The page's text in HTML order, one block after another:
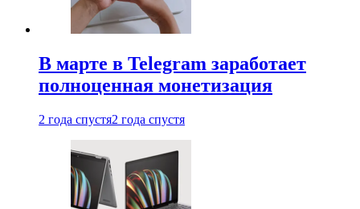
В марте в Telegram заработает
полноценная монетизация
2 года спустя2 года спустя